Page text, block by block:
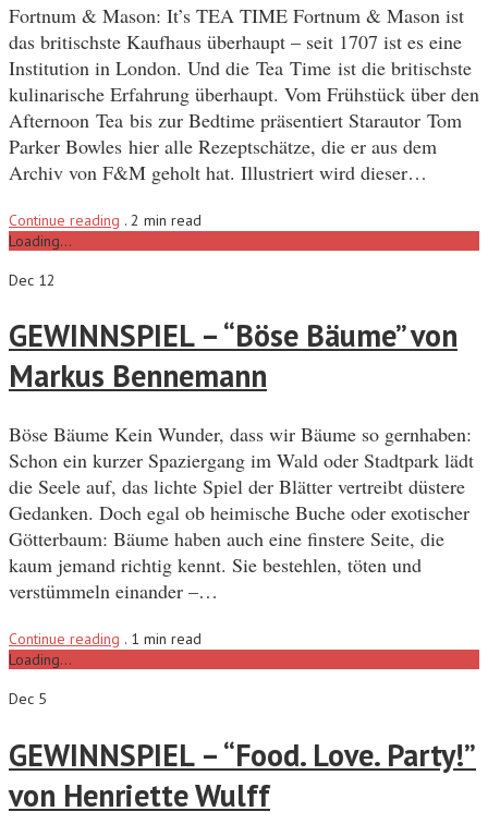
Fortnum & Mason: It’s TEA TIME Fortnum & Mason ist
das britischste Kaufhaus überhaupt – seit 1707 ist es eine
Institution in London. Und die Tea Time ist die britischste
kulinarische Erfahrung überhaupt. Vom Frühstück über den
Afternoon Tea bis zur Bedtime präsentiert Starautor Tom
Parker Bowles hier alle Rezeptschätze, die er aus dem
Archiv von F&M geholt hat. Illustriert wird dieser…
Continue reading . 2 min read
Loading...
Dec 12
GEWINNSPIEL – “Böse Bäume” von
Markus Bennemann
Böse Bäume Kein Wunder, dass wir Bäume so gernhaben:
Schon ein kurzer Spaziergang im Wald oder Stadtpark lädt
die Seele auf, das lichte Spiel der Blätter vertreibt düstere
Gedanken. Doch egal ob heimische Buche oder exotischer
Götterbaum: Bäume haben auch eine finstere Seite, die
kaum jemand richtig kennt. Sie bestehlen, töten und
verstümmeln einander –…
Continue reading . 1 min read
Loading...
Dec 5
GEWINNSPIEL – “Food. Love. Party!”
von Henriette Wulff